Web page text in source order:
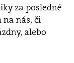
za posledné
na nás, či
alebo